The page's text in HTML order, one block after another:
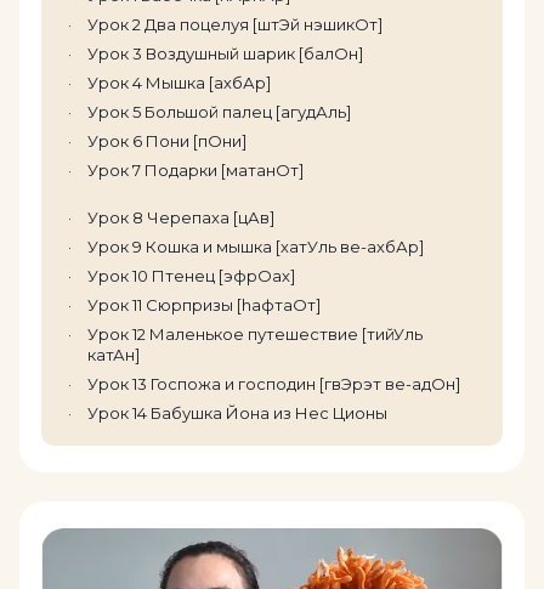
Урок 2 Два поцелуя [штЭй нэшикОт]
Урок 3 Воздушный шарик [балОн]
Урок 4 Мышка [ахбАр]
Урок 5 Большой палец [агудАль]
Урок 6 Пони [пОни]
Урок 7 Подарки [матанОт]
Урок 8 Черепаха [цАв]
Урок 9 Кошка и мышка [хатУль ве-ахбАр]
Урок 10 Птенец [эфрОах]
Урок 11 Сюрпризы [hафтаОт]
Урок 12 Маленькое путешествие [тийУль
катАн]
Урок 13 Госпожа и господин [гвЭрэт ве-адОн]
Урок 14 Бабушка Йона из Нес Ционы